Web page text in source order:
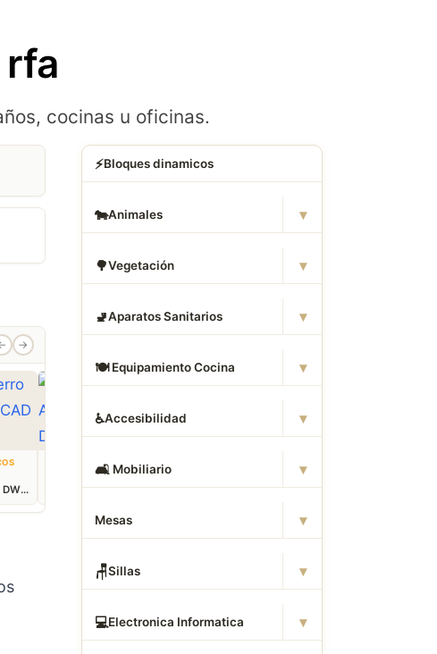
cocinas u oficinas.
→
Descargar Abrigos
AutoCAD DWG Gratis –
AutoCAD DWG Gratis –
⚡Bloques dinamicos
🐄Animales ▾
🌳Vegetación ▾
🚽Aparatos Sanitarios ▾
🍽️ Equipamiento Cocina ▾
♿Accesibilidad ▾
🛋 ️ Mobiliario ▾
Mesas ▾
🪑Sillas ▾
💻Electronica Informatica ▾